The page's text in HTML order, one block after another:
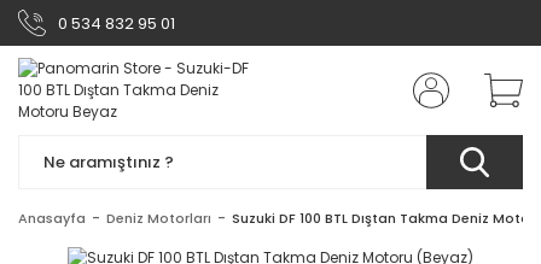
0 534 832 95 01
Anasayfa Deniz Motorları Suzuki DF 100 BTL Dıştan Takma Deniz